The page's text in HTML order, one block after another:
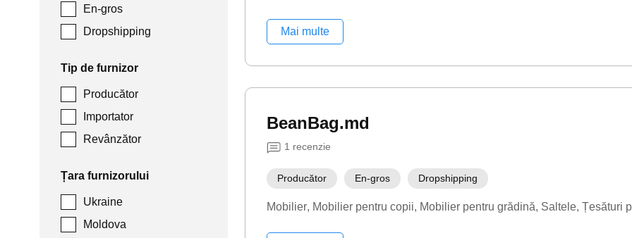
En-gros
Dropshipping
Tip de furnizor
Producător
Importator
Revânzător
Țara furnizorului
Ukraine
Moldova
Mai multe
BeanBag.md
1 recenzie
Producător En-gros Dropshipping
Mobilier Mobilier pentru copii Mobilier pentru grădină Saltele Țesături